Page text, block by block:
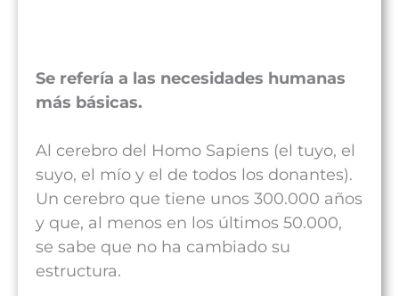
Se refería a las necesidades humanas
más básicas.
Al cerebro del Homo Sapiens (el tuyo, el
suyo, el mío y el de todos los donantes).
Un cerebro que tiene unos 300.000 años
y que, al menos en los últimos 50.000,
se sabe que no ha cambiado su
estructura.